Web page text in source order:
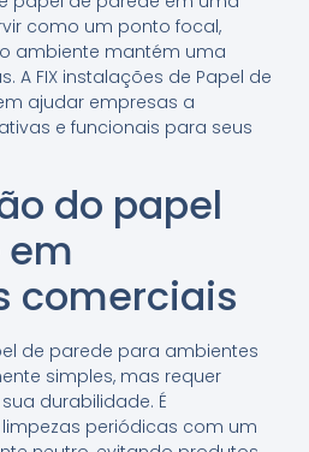
como um ponto focal,
ambiente mantém uma
A FIX instalações de Papel de
ajudar empresas a
e funcionais para seus
do papel
comerciais
de parede para ambientes
simples, mas requer
durabilidade. É
periódicas com um